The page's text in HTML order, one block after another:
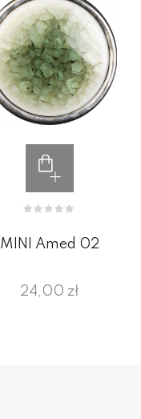
MINI Amed 02
24,00 zł